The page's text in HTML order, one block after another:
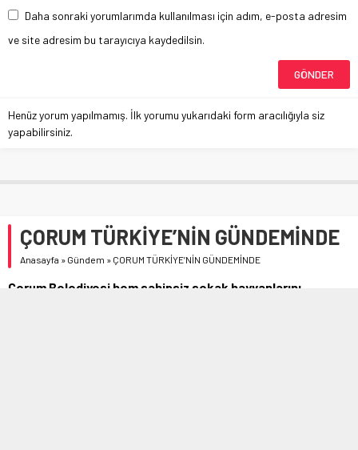
Daha sonraki yorumlarımda kullanılması için adım, e-posta adresim
ve site adresim bu tarayıcıya kaydedilsin.
Henüz yorum yapılmamış. İlk yorumu yukarıdaki form aracılığıyla siz
yapabilirsiniz.
ÇORUM TÜRKİYE’NİN GÜNDEMİNDE
Anasayfa » Gündem » ÇORUM TÜRKİYE’NİN GÜNDEMİNDE
Çorum Belediyesi hem sahipsiz sokak hayvanlarını